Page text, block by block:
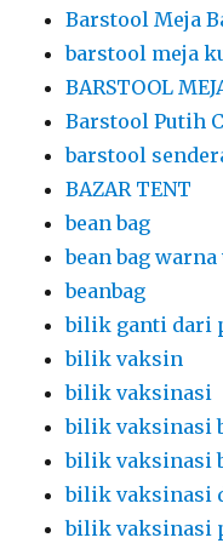
Barstool Meja
barstool meja
BARSTOOL
Barstool Putih
barstool
BAZAR TENT
bean bag
bean bag
beanbag
bilik ganti dari
bilik vaksin
bilik vaksinasi
bilik vaksinasi
bilik vaksinasi
bilik vaksinasi
bilik vaksinasi